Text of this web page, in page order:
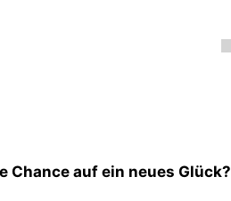
Chance auf ein neues Glück?